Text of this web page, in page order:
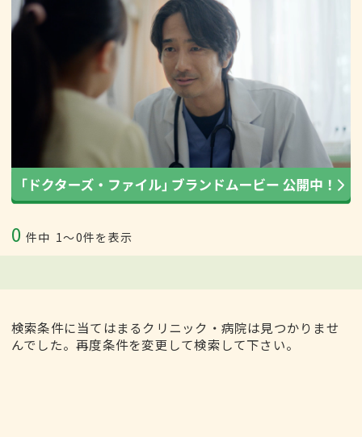
0 件中 1〜0件を表示
検索条件に当てはまるクリニック・病院は見つかりませ
んでした。再度条件を変更して検索して下さい。